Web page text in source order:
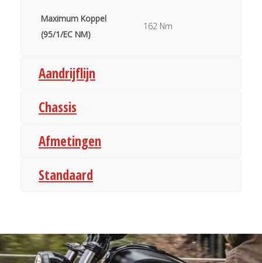
Maximum Koppel
(95/1/EC NM)
162 Nm
Aandrijflijn
Chassis
Afmetingen
Standaard